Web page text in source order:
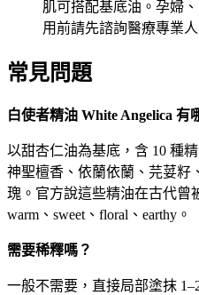
肌可搭配基底油。孕婦
用前請先諮詢醫療專業人
常見問題
白使者精油 White Angelica 有
以甜杏仁油為基底，含 10 種
神聖檀香、依蘭依蘭、芫荽籽
瑰。官方說這些精油在古代曾
warm、sweet、floral、earthy。
需要稀釋嗎？
一般不需要，直接局部塗抹